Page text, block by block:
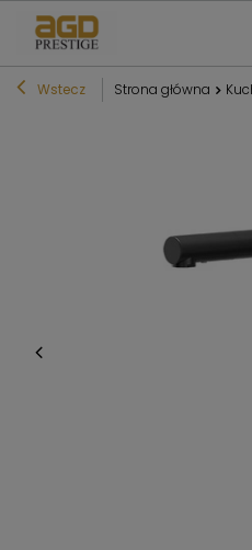
Wstecz Strona główna